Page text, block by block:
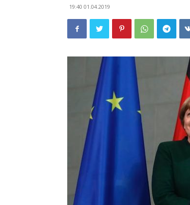
19:40 01.04.2019